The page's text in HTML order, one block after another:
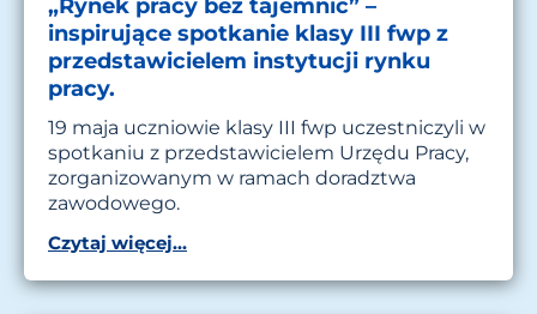
„Rynek pracy bez tajemnic” –
inspirujące spotkanie klasy III fwp z
przedstawicielem instytucji rynku
pracy.
19 maja uczniowie klasy III fwp uczestniczyli w
spotkaniu z przedstawicielem Urzędu Pracy,
zorganizowanym w ramach doradztwa
zawodowego.
Czytaj więcej...